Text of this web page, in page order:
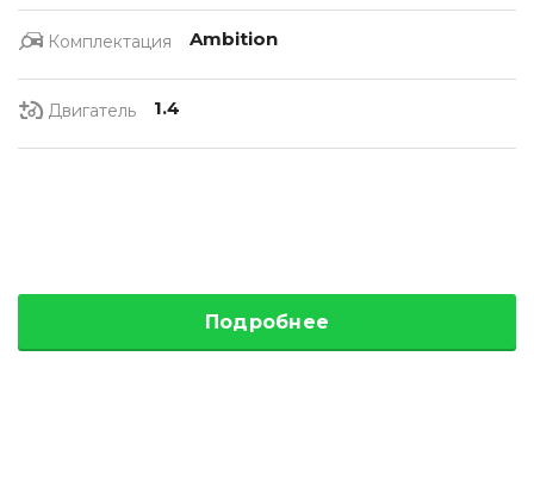
Комплектация Ambition
Двигатель 1.4
Подробнее